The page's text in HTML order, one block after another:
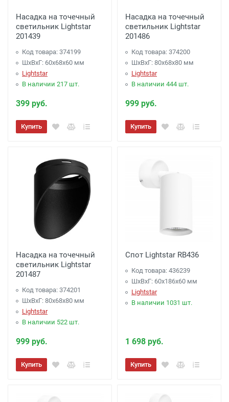
Насадка на точечный
светильник Lightstar
201439
Код товара: 374199
ШхВхГ: 60x68x60 мм
Lightstar
В наличии 217 шт.
399 руб.
Купить
Насадка на точечный
светильник Lightstar
201486
Код товара: 374200
ШхВхГ: 80x68x80 мм
Lightstar
В наличии 444 шт.
999 руб.
Купить
Насадка на точечный
светильник Lightstar
201487
Код товара: 374201
ШхВхГ: 80x68x80 мм
Lightstar
В наличии 522 шт.
999 руб.
Купить
Спот Lightstar RB436
Код товара: 436239
ШхВхГ: 60x186x60 мм
Lightstar
В наличии 1031 шт.
1 698 руб.
Купить